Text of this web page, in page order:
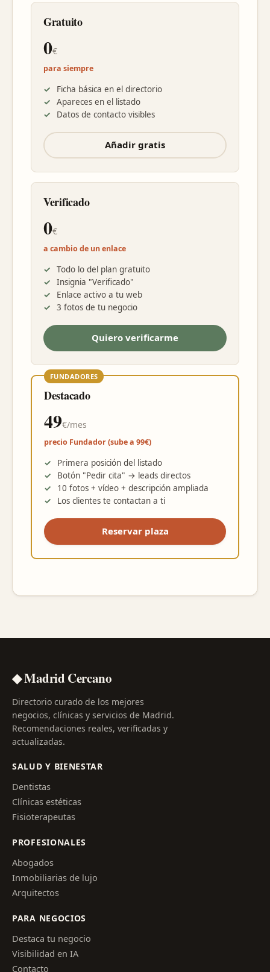
Gratuito
0€
para siempre
Ficha básica en el directorio
Apareces en el listado
Datos de contacto visibles
Añadir gratis
Verificado
0€
a cambio de un enlace
Todo lo del plan gratuito
Insignia "Verificado"
Enlace activo a tu web
3 fotos de tu negocio
Quiero verificarme
FUNDADORES
Destacado
49€/mes
precio Fundador (sube a 99€)
Primera posición del listado
Botón "Pedir cita" → leads directos
10 fotos + vídeo + descripción ampliada
Los clientes te contactan a ti
Reservar plaza
◆ Madrid Cercano
Directorio curado de los mejores
negocios, clínicas y servicios de Madrid.
Recomendaciones reales, verificadas y
actualizadas.
SALUD Y BIENESTAR
Dentistas
Clínicas estéticas
Fisioterapeutas
PROFESIONALES
Abogados
Inmobiliarias de lujo
Arquitectos
PARA NEGOCIOS
Destaca tu negocio
Visibilidad en IA
Contacto